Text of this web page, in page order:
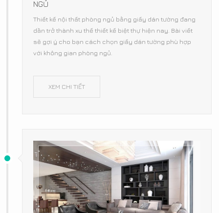
NGỦ
Thiết kế nội thất phòng ngủ bằng giấy dán tường đang
dần trở thành xu thế thiết kế biệt thự hiện nay. Bài viết
sẽ gợi ý cho bạn cách chọn giấy dán tường phù hợp
với không gian phòng ngủ.
XEM CHI TIẾT